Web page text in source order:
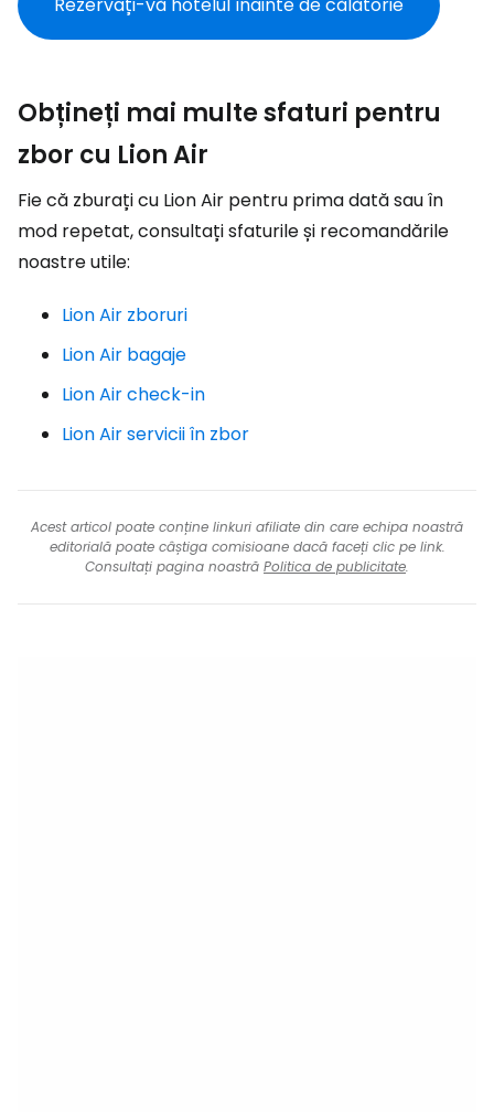
Obțineți mai multe sfaturi pentru
zbor cu Lion Air
Fie că zburați cu Lion Air pentru prima dată sau în
mod repetat, consultați sfaturile și recomandările
noastre utile:
Lion Air zboruri
Lion Air bagaje
Lion Air check-in
Lion Air servicii în zbor
Acest articol poate conține linkuri afiliate din care echipa noastră
editorială poate câștiga comisioane dacă faceți clic pe link.
Consultați pagina noastră Politica de publicitate.